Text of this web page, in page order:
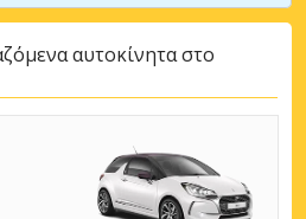
αυτοκίνητα στο